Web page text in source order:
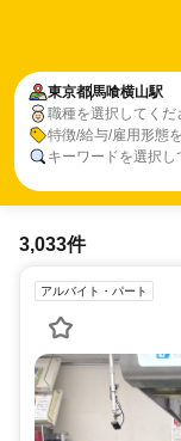
東京都馬喰横山駅
職種を選択してくだ
特徴/給与/雇用形態
キーワードを選択し
3,033件
アルバイト・パート